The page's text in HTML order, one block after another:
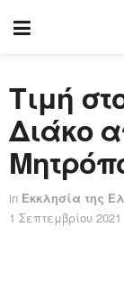
Τιμή
Διάκο
in Εκκλησία της
1 Σεπτεμβρίου 2021